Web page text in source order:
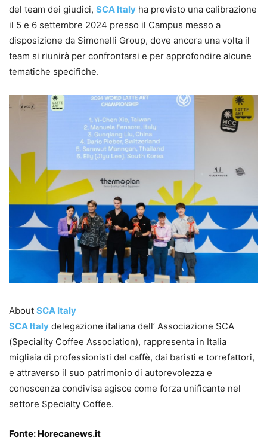
del team dei giudici, SCA Italy ha previsto una calibrazione
il 5 e 6 settembre 2024 presso il Campus messo a
disposizione da Simonelli Group, dove ancora una volta il
team si riunirà per confrontarsi e per approfondire alcune
tematiche specifiche.
About SCA Italy
SCA Italy delegazione italiana dell’ Associazione SCA
(Speciality Coffee Association), rappresenta in Italia
migliaia di professionisti del caffè, dai baristi e torrefattori,
e attraverso il suo patrimonio di autorevolezza e
conoscenza condivisa agisce come forza unificante nel
settore Specialty Coffee.
Fonte: Horecanews.it